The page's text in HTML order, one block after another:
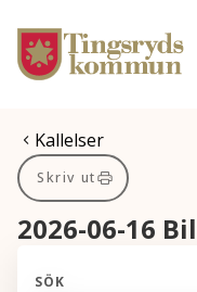
Gå till innehåll
Gå till huvudmeny
Du är här:
Kallelser
Skriv ut
2026-06-16
SÖK